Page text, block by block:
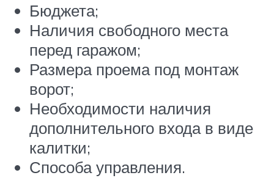
Бюджета;
Наличия свободного места
перед гаражом;
Размера проема под монтаж
ворот;
Необходимости наличия
дополнительного входа в виде
калитки;
Способа управления.